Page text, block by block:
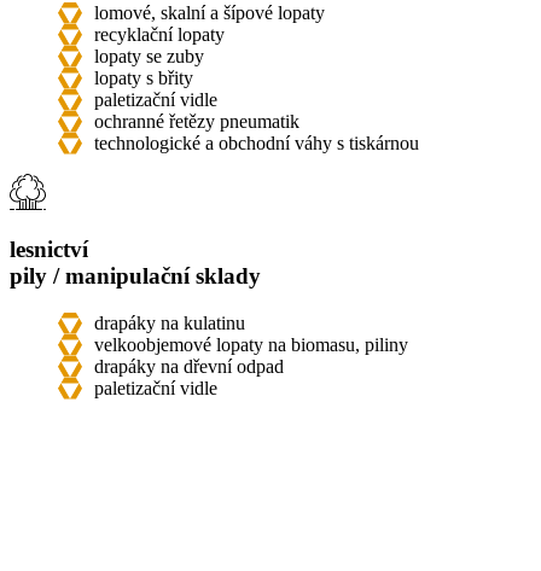
lomové, skalní a šípové lopaty
recyklační lopaty
lopaty se zuby
lopaty s břity
paletizační vidle
ochranné řetězy pneumatik
technologické a obchodní váhy s tiskárnou
lesnictví
pily / manipulační sklady
drapáky na kulatinu
velkoobjemové lopaty na biomasu, piliny
drapáky na dřevní odpad
paletizační vidle